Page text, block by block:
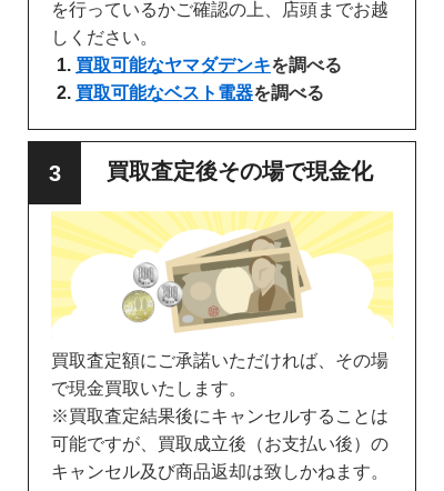
を行っているかご確認の上、店頭までお越
しください。
買取可能なヤマダデンキを調べる
買取可能なベスト電器を調べる
買取査定後その場で現金化
買取査定額にご承諾いただければ、その場
で現金買取いたします。
※買取査定結果後にキャンセルすることは
可能ですが、買取成立後（お支払い後）の
キャンセル及び商品返却は致しかねます。